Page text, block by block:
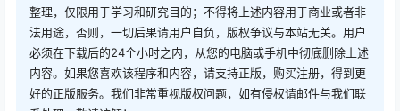
整理，仅限用于学习和研究目的；不得将上述内容用于商业或者非
法用途，否则，一切后果请用户自负，版权争议与本站无关。用户
必须在下载后的24个小时之内，从您的电脑或手机中彻底删除上述
内容。如果您喜欢该程序和内容，请支持正版，购买注册，得到更
好的正版服务。我们非常重视版权问题，如有侵权请邮件与我们联